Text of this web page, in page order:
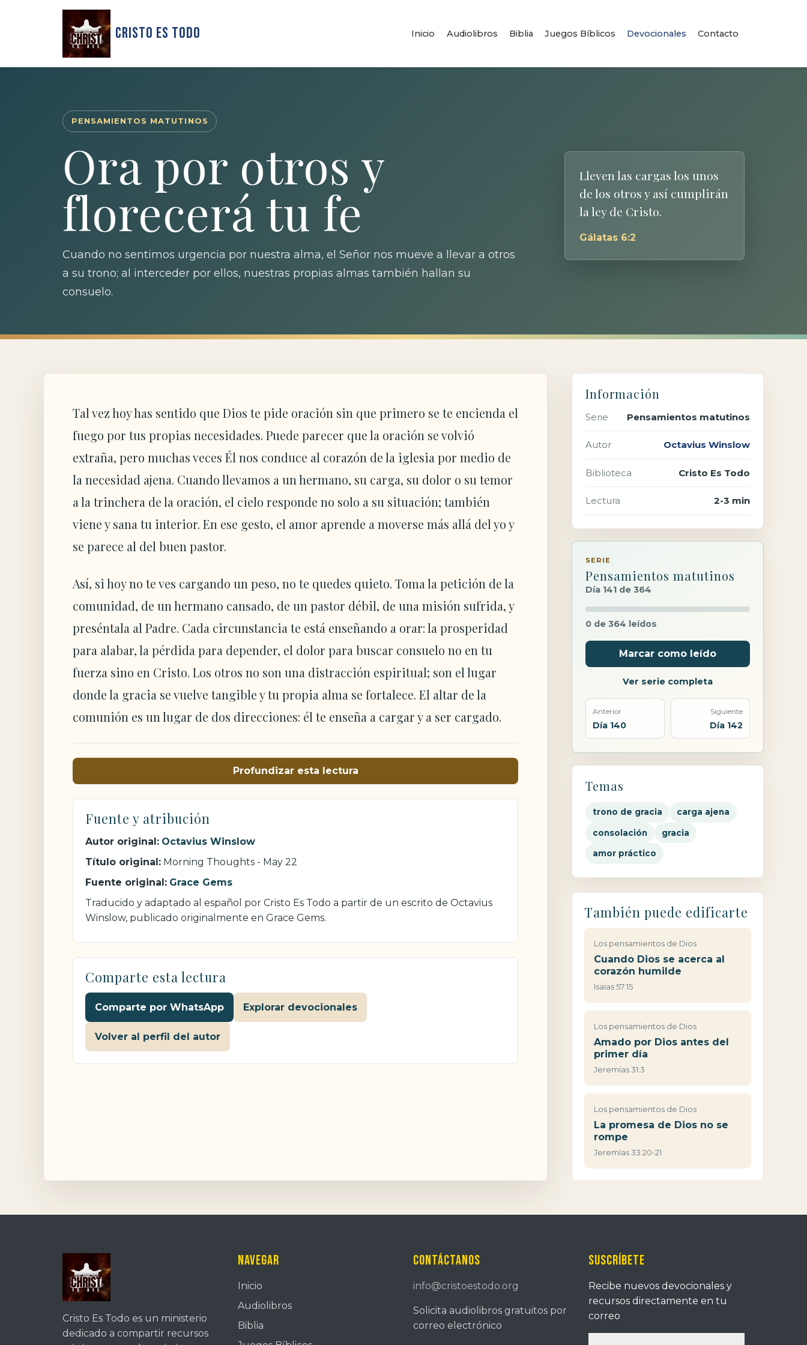
Cristo Es Todo Inicio Audiolibros Biblia Juegos Bíblicos Devocionales Contacto
PENSAMIENTOS MATUTINOS
Ora por otros y
florecerá tu fe
Cuando no sentimos urgencia por nuestra alma, el Señor nos mueve a llevar a otros
a su trono; al interceder por ellos, nuestras propias almas también hallan su
consuelo.
Lleven las cargas los unos
de los otros y así cumplirán
la ley de Cristo.
Gálatas 6:2
Tal vez hoy has sentido que Dios te pide oración sin que primero se te encienda el
fuego por tus propias necesidades. Puede parecer que la oración se volvió
extraña, pero muchas veces Él nos conduce al corazón de la iglesia por medio de
la necesidad ajena. Cuando llevamos a un hermano, su carga, su dolor o su temor
a la trinchera de la oración, el cielo responde no solo a su situación; también
viene y sana tu interior. En ese gesto, el amor aprende a moverse más allá del yo y
se parece al del buen pastor.
Así, si hoy no te ves cargando un peso, no te quedes quieto. Toma la petición de la
comunidad, de un hermano cansado, de un pastor débil, de una misión sufrida, y
preséntala al Padre. Cada circunstancia te está enseñando a orar: la prosperidad
para alabar, la pérdida para depender, el dolor para buscar consuelo no en tu
fuerza sino en Cristo. Los otros no son una distracción espiritual; son el lugar
donde la gracia se vuelve tangible y tu propia alma se fortalece. El altar de la
comunión es un lugar de dos direcciones: él te enseña a cargar y a ser cargado.
Profundizar esta lectura
Fuente y atribución
Autor original: Octavius Winslow
Título original: Morning Thoughts - May 22
Fuente original: Grace Gems
Traducido y adaptado al español por Cristo Es Todo a partir de un escrito de Octavius
Winslow, publicado originalmente en Grace Gems.
Comparte esta lectura
Comparte por WhatsApp Explorar devocionales
Volver al perfil del autor
Información
Serie Pensamientos matutinos
Autor Octavius Winslow
Biblioteca Cristo Es Todo
Lectura 2-3 min
SERIE
Pensamientos matutinos
Día 141 de 364
0 de 364 leídos
Marcar como leído
Ver serie completa
Anterior
Día 140
Siguiente
Día 142
Temas
trono de gracia carga ajena
consolación gracia
amor práctico
También puede edificarte
Los pensamientos de Dios
Cuando Dios se acerca al
corazón humilde
Isaías 57:15
Los pensamientos de Dios
Amado por Dios antes del
primer día
Jeremías 31:3
Los pensamientos de Dios
La promesa de Dios no se
rompe
Jeremías 33:20-21
Cristo Es Todo es un ministerio
dedicado a compartir recursos
Navegar
Inicio
Audiolibros
Biblia
Contáctanos
info@cristoestodo.org
Solicita audiolibros gratuitos por
correo electrónico
Suscríbete
Recibe nuevos devocionales y
recursos directamente en tu
correo